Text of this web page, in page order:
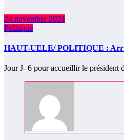
24 novembre 2024
Politique
HAUT-UELE/ POLITIQUE :
Jour J- 6 pour accueillir le